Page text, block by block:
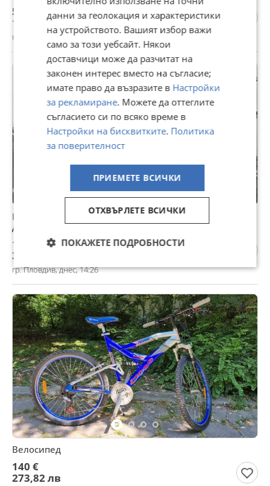
579 €
1 132,43 лв
гр. Цар Калоян, Разград, днес, 14:03
ГОЛЯМ ИЗБОР НА ДИСПЛЕИ,ЗАРЯДНИ,БАТЕРИИ И
ДР.ЗА ЕЛЕКТРИЧЕСКИ ВЕЛОСИПЕДИ
153,39 €
300 лв
гр. Пловдив, днес, 14:26
Велосипед
140 €
273,82 лв
данни за геолокация и характеристики
на устройството. Вашият избор важи
само за този уебсайт. Някои
доставчици може да разчитат на
законен интерес вместо на съгласие;
имате право да възразите в Настройки
за рекламиране. Можете да оттеглите
съгласието си по всяко време в
Настройки на бисквитките. Политика
за поверителност
ПРИЕМЕТЕ ВСИЧКИ
ОТХВЪРЛЕТЕ ВСИЧКИ
ПОКАЖЕТЕ ПОДРОБНОСТИ